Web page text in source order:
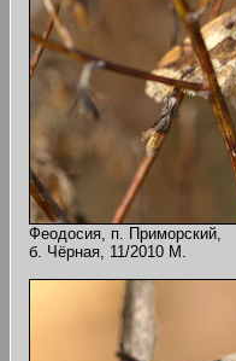
Феодосия, п. Приморский,
б. Чёрная, 11/2010 M.